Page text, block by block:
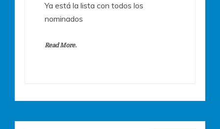
Ya está la lista con todos los
nominados
Read More.